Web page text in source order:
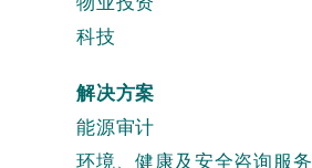
科技
解决方案
能源审计
环境、健康及安全咨询服务